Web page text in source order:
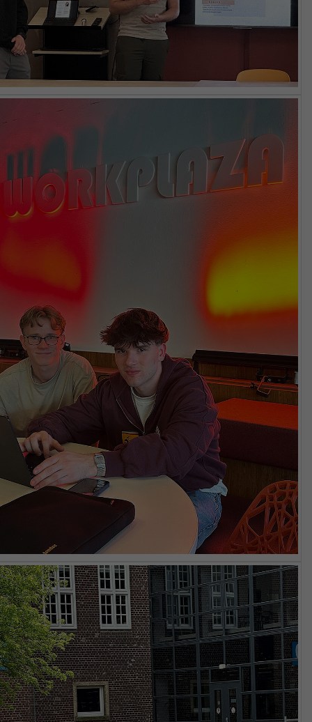
Name _gid
Google Analytics
Laufzeit
This cookie is installed by Google Analytics.
how visitors use a website and helps in
creating an analytics report of how the
wbsite is doing. The data collected including
the number visitors, the source where they
have come from, and the pages viisted in an